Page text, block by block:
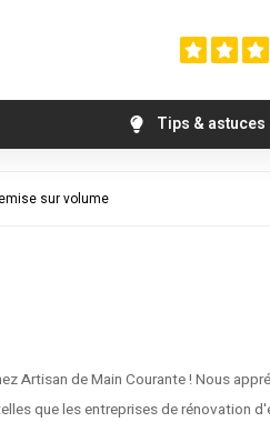
Tips & astuces
sur volume
Artisan de Main Courante ! Nous
que les entreprises de rénovation